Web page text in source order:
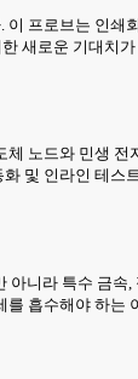
프로브는 인쇄
새로운 기대치
노드와 민생
및 인라인 테스
니라 특수 금속
흡수해야 하는